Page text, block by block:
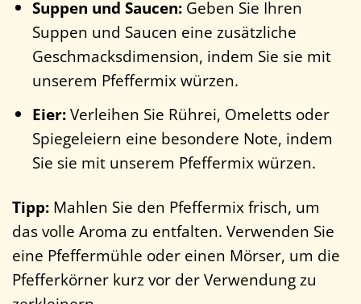
Suppen und Saucen:Geben Sie Ihren
Suppen und Saucen eine zusätzliche
Geschmacksdimension, indem Sie sie mit
unserem Pfeffermix würzen.
Eier:Verleihen Sie Rührei, Omeletts oder
Spiegeleiern eine besondere Note, indem
Sie sie mit unserem Pfeffermix würzen.
Tipp: Mahlen Sie den Pfeffermix frisch, um
das volle Aroma zu entfalten. Verwenden Sie
eine Pfeffermühle oder einen Mörser, um die
Pfefferkörner kurz vor der Verwendung zu